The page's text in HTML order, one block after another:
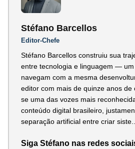
Stéfano Barcellos
Editor-Chefe
Stéfano Barcellos construiu sua
entre tecnologia e linguagem —
navegam com a mesma
editor com mais de quinze anos de
se uma das vozes mais
conteúdo digital brasileiro,
separação artificial entre criar siste...
Siga Stéfano nas redes